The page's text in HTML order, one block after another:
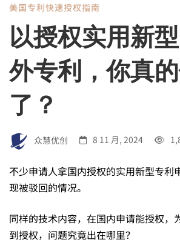
以
授
权
实
用
新
美国专利快速授权指南
以授权实用新
外专利，你真
了？
众慧优创 8 11 月, 2024
不少申请人拿国内授权的实用新型专利
现被驳回的情况。
同样的技术内容，在国内申请能授权，
到授权，问题究竟出在哪里？